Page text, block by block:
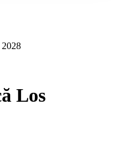
Los